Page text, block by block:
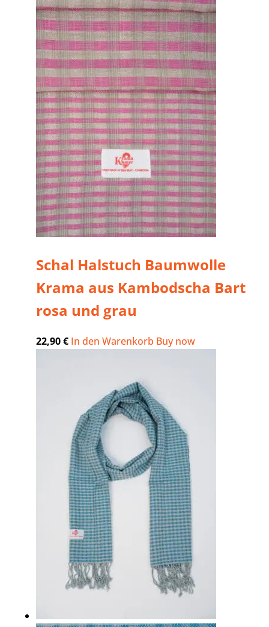
Schal Halstuch Baumwolle
Krama aus Kambodscha Bart
rosa und grau
22,90€ In den Warenkorb Buy now